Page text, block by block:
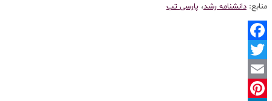
منابع: دانشنامه رشد، پارسی تب
Facebook
Twitter
Email